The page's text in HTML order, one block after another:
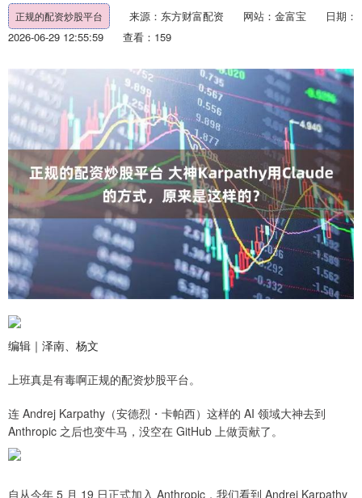
正规的配资炒股平台 来源：东方财富配资 网站：金富宝
日期：
2026-06-29 12:55:59
查看：159
编辑｜泽南、杨文
上班真是有毒啊正规的配资炒股平台。
连 Andrej Karpathy（安德烈・卡帕西）这样的 AI 领域大神去到
Anthropic 之后也变牛马，没空在 GitHub 上做贡献了。
自从今年 5 月 19 日正式加入 Anthropic，我们看到 Andrej Karpathy